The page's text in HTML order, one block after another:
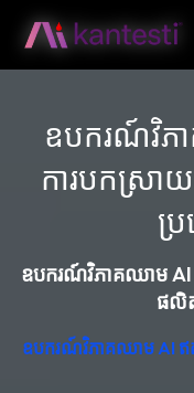
ឧបករណ៍វិភ
ការបកស្រ
ប្
ឧបករណ៍វិភាគឈាម AI
ផលិ
ឧបករណ៍វិភាគឈាម AI ឥ